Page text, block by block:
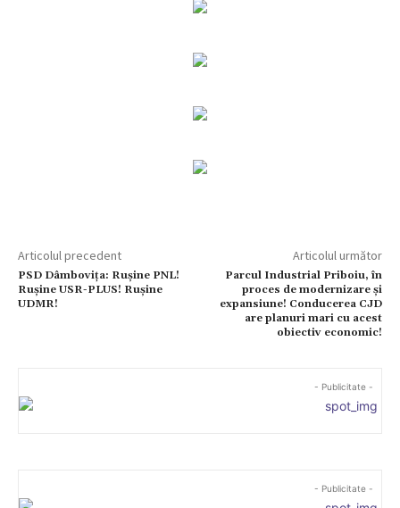
Articolul precedent
PSD Dâmbovița: Rușine PNL!
Rușine USR-PLUS! Rușine
UDMR!
Articolul următor
Parcul Industrial Priboiu, în
proces de modernizare și
expansiune! Conducerea CJD
are planuri mari cu acest
obiectiv economic!
- Publicitate -
- Publicitate -